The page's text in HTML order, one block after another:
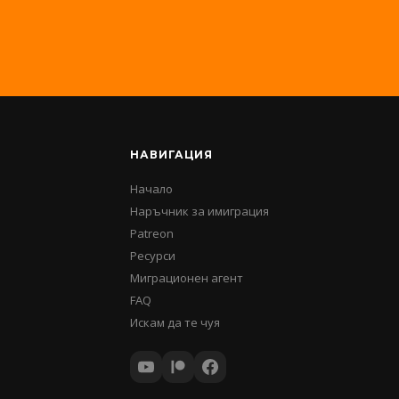
НАВИГАЦИЯ
Начало
Наръчник за имиграция
Patreon
Ресурси
Миграционен агент
FAQ
Искам да те чуя